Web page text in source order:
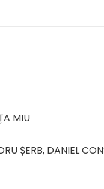
MIU
ȘERB, DANIEL